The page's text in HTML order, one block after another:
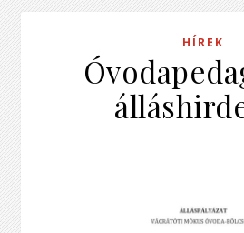
HÍREK